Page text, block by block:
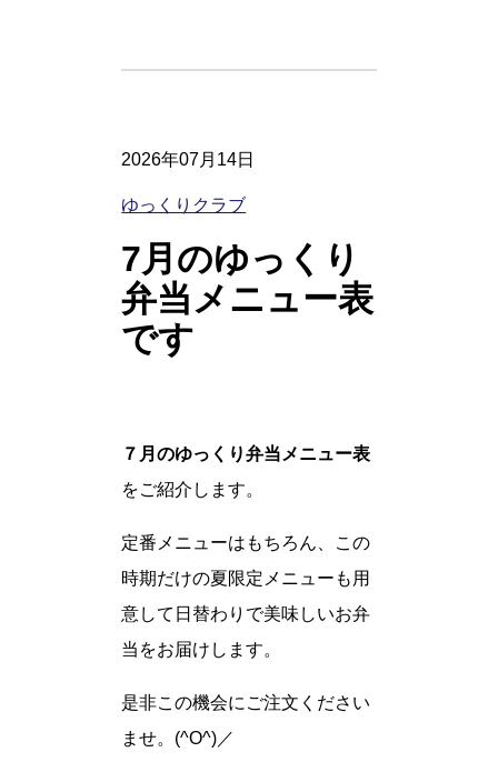
2026年07月14日
ゆっくりクラブ
7月のゆっくり
弁当メニュー表
です
７月のゆっくり弁当メニュー表
をご紹介します。
定番メニューはもちろん、この
時期だけの夏限定メニューも用
意して日替わりで美味しいお弁
当をお届けします。
是非この機会にご注文ください
ませ。(^O^)／